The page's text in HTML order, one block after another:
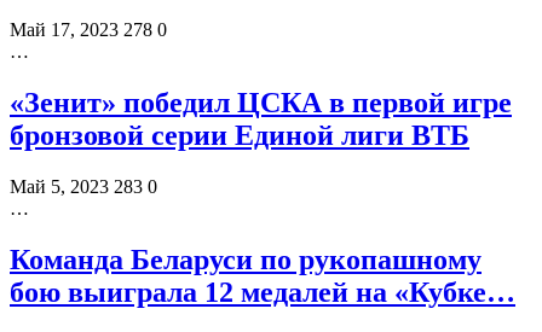
Май 17, 2023 278 0
…
«Зенит» победил ЦСКА в первой игре
бронзовой серии Единой лиги ВТБ
Май 5, 2023 283 0
…
Команда Беларуси по рукопашному
бою выиграла 12 медалей на «Кубке…